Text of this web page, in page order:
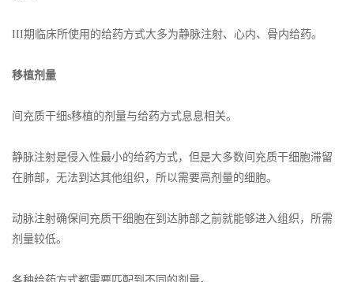
III期临床所使用的给药方式大多为静脉注射、心内、骨内给药。
移植剂量
间充质干细s移植的剂量与给药方式息息相关。
静脉注射是侵入性最小的给药方式，但是大多数间充质干细胞滞留
在肺部，无法到达其他组织，所以需要高剂量的细胞。
动脉注射确保间充质干细胞在到达肺部之前就能够进入组织，所需
剂量较低。